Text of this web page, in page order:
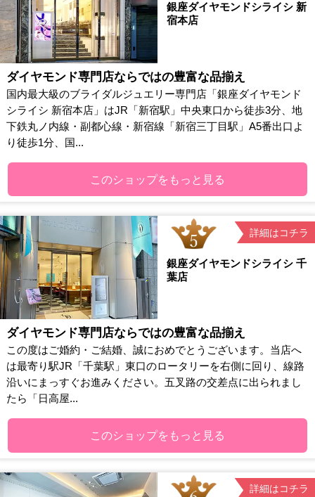
銀座ダイヤモンドシライシ 新
宿本店
ダイヤモンド専門店ならではの豊富な品揃え
国内最大級のブライダルジュエリー専門店「銀座ダイヤモンド
シライシ 新宿本店」はJR「新宿駅」中央東口から徒歩3分、地
下鉄丸ノ内線・副都心線・新宿線「新宿三丁目駅」A5番出口よ
り徒歩1分、国...
このショップをもっと見る
詳細はコチラ
銀座ダイヤモンドシライシ 千
葉店
ダイヤモンド専門店ならではの豊富な品揃え
この度はご婚約・ご結婚、誠におめでとうございます。当店へ
は最寄り駅JR「千葉駅」東口のロータリーを右側に回り、線路
沿いにまっすぐお進みください。五叉路の交差点に出られまし
たら「日高屋...
このショップをもっと見る
詳細はコチラ